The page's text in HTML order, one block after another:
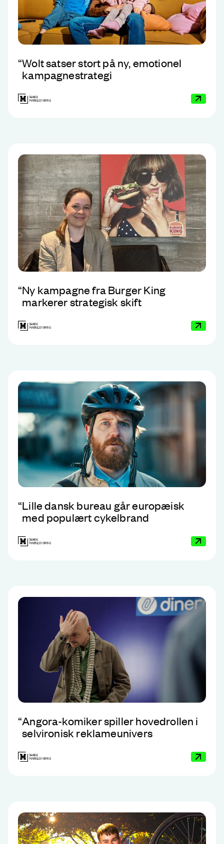
“Wolt satser stort på ny, emotionel
kampagnestrategi
“Ny kampagne fra Burger King
markerer strategisk skift
“Lille dansk bureau går europæisk
med populært cykelbrand
“Angora-komiker spiller hovedrollen i
selvironisk reklameunivers